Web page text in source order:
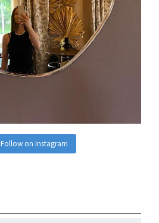
Follow on Instagram